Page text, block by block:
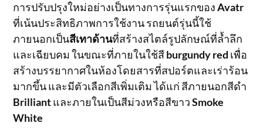
การปรับปรุงใหม่อย่างเป็นทางการรุ่นแรกของAvatr
ที่เน้นประสิทธิภาพการใช้งาน รถยนต์รุ่นนี้ใช้
ภายนอกเป็นสีเทาด้านที่สร้างสไตล์รูปลักษณ์ที่ล้ำลึก
และเฉียบคม ในขณะที่ภายในใช้สีburgundy red เพื่อ
สร้างบรรยากาศในห้องโดยสารที่สปอร์ตและเร่าร้อน
มากขึ้น และมีตัวเลือกสีเพิ่มเติม ได้แก่ สีภายนอกสีดำ
Brilliantและภายในเป็นสีม่วงหรือสีขาวSmoke
White